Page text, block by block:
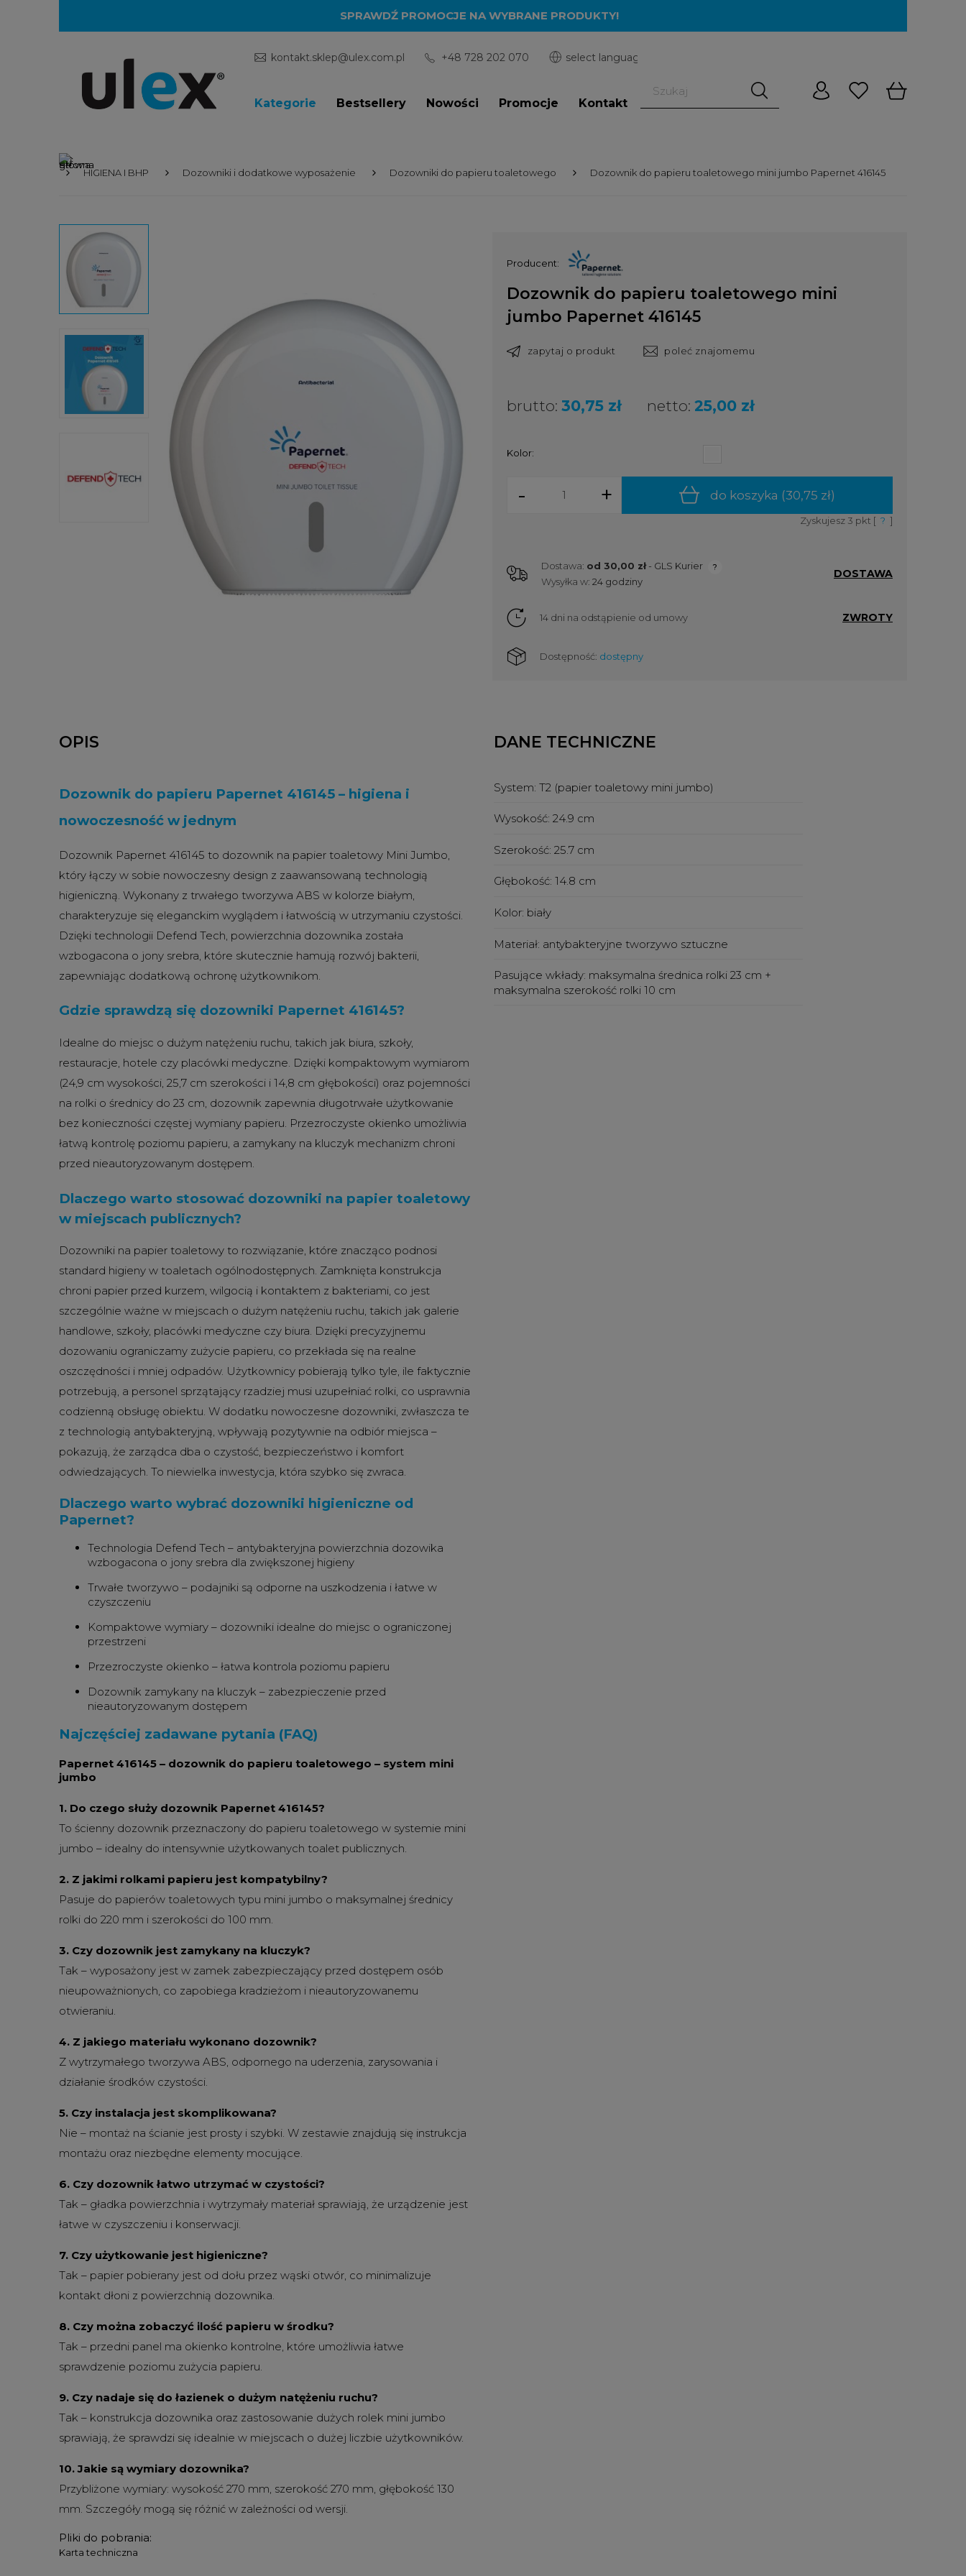
SPRAWDŹ PROMOCJE NA WYBRANE PRODUKTY!
kontakt.sklep@ulex.com.pl +48 728 202 070
Kategorie Bestsellery Nowości Promocje Kontakt
HIGIENA I BHP Dozowniki i dodatkowe wyposażenie Dozowniki do papieru toaletowego Dozownik do papieru toaletowego mini jumbo Papernet 416145
Producent:
Dozownik do papieru toaletowego mini
jumbo Papernet 416145
zapytaj o produkt poleć znajomemu
brutto: 30,75 zł netto: 25,00 zł
Kolor:
+
- do koszyka (30,75 zł)
Zyskujesz 3 pkt [ ? ]
Dostawa: od 30,00 zł - GLS Kurier
kosztów płatności
Wysyłka w: 24 godziny
DOSTAWA
14 dni na odstąpienie od umowy ZWROTY
Dostępność: dostępny
OPIS
Dozownik do papieru Papernet 416145 – higiena i
nowoczesność w jednym
Dozownik Papernet 416145 to dozownik na papier toaletowy Mini Jumbo,
który łączy w sobie nowoczesny design z zaawansowaną technologią
higieniczną. Wykonany z trwałego tworzywa ABS w kolorze białym,
charakteryzuje się eleganckim wyglądem i łatwością w utrzymaniu czystości.
Dzięki technologii Defend Tech, powierzchnia dozownika została
wzbogacona o jony srebra, które skutecznie hamują rozwój bakterii,
zapewniając dodatkową ochronę użytkownikom.
Gdzie sprawdzą się dozowniki Papernet 416145?
Idealne do miejsc o dużym natężeniu ruchu, takich jak biura, szkoły,
restauracje, hotele czy placówki medyczne. Dzięki kompaktowym wymiarom
(24,9 cm wysokości, 25,7 cm szerokości i 14,8 cm głębokości) oraz pojemności
na rolki o średnicy do 23 cm, dozownik zapewnia długotrwałe użytkowanie
bez konieczności częstej wymiany papieru. Przezroczyste okienko umożliwia
łatwą kontrolę poziomu papieru, a zamykany na kluczyk mechanizm chroni
przed nieautoryzowanym dostępem.
Dlaczego warto stosować dozowniki na papier toaletowy
w miejscach publicznych?
Dozowniki na papier toaletowy to rozwiązanie, które znacząco podnosi
standard higieny w toaletach ogólnodostępnych. Zamknięta konstrukcja
chroni papier przed kurzem, wilgocią i kontaktem z bakteriami, co jest
szczególnie ważne w miejscach o dużym natężeniu ruchu, takich jak galerie
handlowe, szkoły, placówki medyczne czy biura. Dzięki precyzyjnemu
dozowaniu ograniczamy zużycie papieru, co przekłada się na realne
oszczędności i mniej odpadów. Użytkownicy pobierają tylko tyle, ile faktycznie
potrzebują, a personel sprzątający rzadziej musi uzupełniać rolki, co usprawnia
codzienną obsługę obiektu. W dodatku nowoczesne dozowniki, zwłaszcza te
z technologią antybakteryjną, wpływają pozytywnie na odbiór miejsca –
pokazują, że zarządca dba o czystość, bezpieczeństwo i komfort
odwiedzających. To niewielka inwestycja, która szybko się zwraca.
Dlaczego warto wybrać dozowniki higieniczne od
Papernet?
Technologia Defend Tech – antybakteryjna powierzchnia dozowika
wzbogacona o jony srebra dla zwiększonej higieny
Trwałe tworzywo – podajniki są odporne na uszkodzenia i łatwe w
czyszczeniu
Kompaktowe wymiary – dozowniki idealne do miejsc o ograniczonej
przestrzeni
Przezroczyste okienko – łatwa kontrola poziomu papieru
Dozownik zamykany na kluczyk – zabezpieczenie przed
nieautoryzowanym dostępem
Najczęściej zadawane pytania (FAQ)
Papernet 416145 – dozownik do papieru toaletowego – system mini
jumbo
1. Do czego służy dozownik Papernet 416145?
To ścienny dozownik przeznaczony do papieru toaletowego w systemie mini
jumbo – idealny do intensywnie użytkowanych toalet publicznych.
2. Z jakimi rolkami papieru jest kompatybilny?
Pasuje do papierów toaletowych typu mini jumbo o maksymalnej średnicy
rolki do 220 mm i szerokości do 100 mm.
3. Czy dozownik jest zamykany na kluczyk?
Tak – wyposażony jest w zamek zabezpieczający przed dostępem osób
nieupoważnionych, co zapobiega kradzieżom i nieautoryzowanemu
otwieraniu.
4. Z jakiego materiału wykonano dozownik?
Z wytrzymałego tworzywa ABS, odpornego na uderzenia, zarysowania i
działanie środków czystości.
5. Czy instalacja jest skomplikowana?
Nie – montaż na ścianie jest prosty i szybki. W zestawie znajdują się instrukcja
montażu oraz niezbędne elementy mocujące.
6. Czy dozownik łatwo utrzymać w czystości?
Tak – gładka powierzchnia i wytrzymały materiał sprawiają, że urządzenie jest
łatwe w czyszczeniu i konserwacji.
7. Czy użytkowanie jest higieniczne?
Tak – papier pobierany jest od dołu przez wąski otwór, co minimalizuje
kontakt dłoni z powierzchnią dozownika.
8. Czy można zobaczyć ilość papieru w środku?
Tak – przedni panel ma okienko kontrolne, które umożliwia łatwe
sprawdzenie poziomu zużycia papieru.
9. Czy nadaje się do łazienek o dużym natężeniu ruchu?
Tak – konstrukcja dozownika oraz zastosowanie dużych rolek mini jumbo
sprawiają, że sprawdzi się idealnie w miejscach o dużej liczbie użytkowników.
10. Jakie są wymiary dozownika?
Przybliżone wymiary: wysokość 270 mm, szerokość 270 mm, głębokość 130
mm. Szczegóły mogą się różnić w zależności od wersji.
Pliki do pobrania:
Karta techniczna
DANE TECHNICZNE
System: T2 (papier toaletowy mini jumbo)
Wysokość: 24.9 cm
Szerokość: 25.7 cm
Głębokość: 14.8 cm
Kolor: biały
Materiał: antybakteryjne tworzywo sztuczne
Pasujące wkłady: maksymalna średnica rolki 23 cm +
maksymalna szerokość rolki 10 cm